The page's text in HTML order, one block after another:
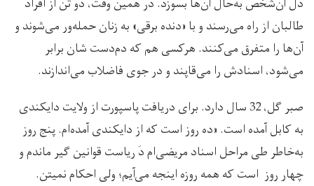
طالبان از راه می‌‌رسند و با «دنده برقی» به زنان حمله‌ور می‌شوند و
آ‌ن‌ها را متفرق می‌کنند. هرکسی هم که دم‌دست شان برابر
می‌شود، اسنادش‌ را می‌قاپند و در جوی فاضلاب می‌اندازند.
صبر گل، 32 سال دارد. برای دریافت پاسپورت از ولایت دایکندی
به کابل آمده است. «ده روز است که از دایکندی آمده‌ام. پنج روز
به‌خاطر طی مراحل اسناد مریضی‌ام دَ ریاست قوانین گیر ماندم و
چهار روز است که همه روزه اینجه می‌آیم؛ ولی احکام نمیتن.